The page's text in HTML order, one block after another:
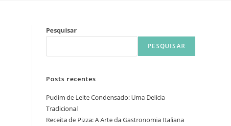
Pesquisar
PESQUISAR
Posts recentes
Pudim de Leite Condensado: Uma Delícia
Tradicional
Receita de Pizza: A Arte da Gastronomia Italiana